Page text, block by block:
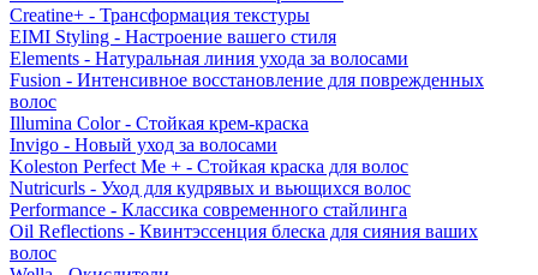
Creatine+ - Трансформация текстуры
EIMI Styling - Настроение вашего стиля
Elements - Натуральная линия ухода за волосами
Fusion - Интенсивное восстановление для поврежденных
волос
Illumina Color - Стойкая крем-краска
Invigo - Новый уход за волосами
Koleston Perfect Me + - Стойкая краска для волос
Nutricurls - Уход для кудрявых и вьющихся волос
Performance - Классика современного стайлинга
Oil Reflections - Квинтэссенция блеска для сияния ваших
волос